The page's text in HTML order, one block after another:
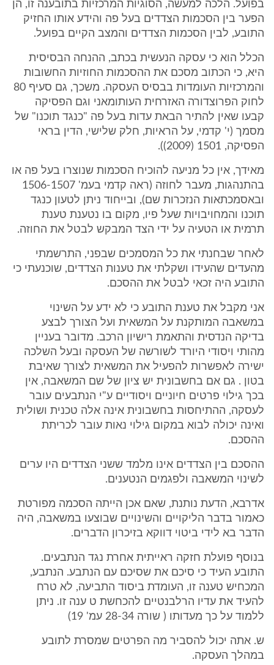
בפועל. הלכה למעשה, הסוגיות המרכזיות בתובענה זו, הן
הפער בין הסכמות הצדדים בעל פה והידע אותו החזיק
התובע, לבין הסכמות הצדדים והמצב הקיים בפועל.
הכלל הוא כי עסקה הנעשית בכתב, ההנחה הבסיסית
היא, כי הכתוב מסכם את ההסכמות החוזיות החשובות
והמרכזיות העומדות בבסיס העסקה. משכך, גם סעיף 80
לחוק הפרוצדורה האזרחית העותומאני וגם הפסיקה
קבעו שאין להתיר הבאת עדות בעל פה "כנגד תוכנו" של
מסמך (י' קדמי, על הראיות, חלק שלישי, הדין בראי
הפסיקה, 1501 (2009)).
מאידך, אין כל מניעה להוכיח הסכמות שנוצרו בעל פה או
בהתנהגות, מעבר לחוזה (ראה קדמי בעמ' 1506-1507
ובאסמכתאות הנזכרות שם), ובייחוד ניתן לטעון כנגד
תוכנו והמחויבויות שעל פיו, מקום בו נטענת טענת
תרמית או הטעיה על ידי הצד המבקש לבטל את החוזה.
לאחר שבחנתי את כל המסמכים שבפני, התרשמתי
מהעדים שהעידו ושקלתי את טענות הצדדים, שוכנעתי כי
התובע היה זכאי לבטל את ההסכם.
אני מקבל את טענת התובע כי לא ידע על השינוי
במשאבה המותקנת על המשאית ועל הצורך לבצע
בדיקה הנדסית והתאמת רישיון הרכב. מדובר בעניין
מהותי ויסודי היורד לשורשה של העסקה ובעל השלכה
ישירה לאפשרות להפעיל את המשאית לצורך שאיבת
בטון . גם אם בחשבונית יש ציון של שם המשאבה, אין
בכך גילוי פרטים חיוניים ויסודיים ע"י הנתבעים עובר
לעסקה, ההתיחסות בחשבונית אינה אלה טכנית ושולית
ואינה יכולה לבוא במקום גילוי נאות עובר לכריתת
ההסכם.
ההסכם בין הצדדים אינו מלמד ששני הצדדים היו ערים
לשינוי המשאבה ולפגמים הנטענים.
אדרבא, הדעת נותנת, שאם אכן הייתה הסכמה מפורטת
כאמור בדבר הליקויים והשינויים שבוצעו במשאבה, היה
הדבר בא לידי ביטוי דווקא בזיכרון הדברים.
בנוסף פועלת חזקה ראייתית אחרת נגד הנתבעים.
התובע העיד כי סיכם את שסיכם עם הנתבע. הנתבע,
המכחיש טענה זו, העומדת ביסוד התביעה, לא טרח
להעיד את עדיו הרלבנטיים להכחשת ט ענה זו. ניתן
ללמוד על כך מעדותו ( שורה 28-34 עמ' 19)
ש. אתה יכול להסביר מה הפרטים שמסרת לתובע
במהלך העסקה.